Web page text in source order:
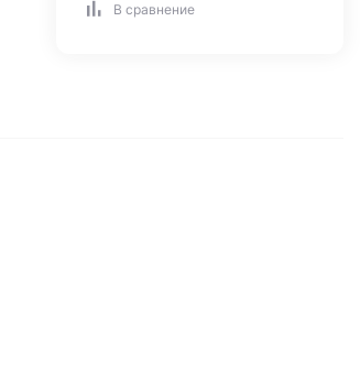
В сравнение